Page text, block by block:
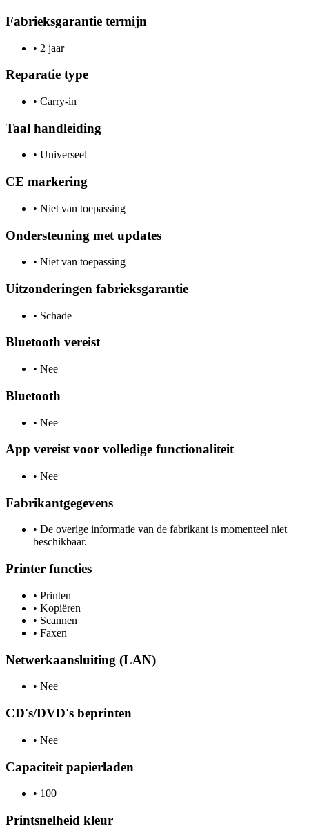
Fabrieksgarantie termijn
• 2 jaar
Reparatie type
• Carry-in
Taal handleiding
• Universeel
CE markering
• Niet van toepassing
Ondersteuning met updates
• Niet van toepassing
Uitzonderingen fabrieksgarantie
• Schade
Bluetooth vereist
• Nee
Bluetooth
• Nee
App vereist voor volledige functionaliteit
• Nee
Fabrikantgegevens
• De overige informatie van de fabrikant is momenteel niet
beschikbaar.
Printer functies
• Printen
• Kopiëren
• Scannen
• Faxen
Netwerkaansluiting (LAN)
• Nee
CD's/DVD's beprinten
• Nee
Capaciteit papierladen
• 100
Printsnelheid kleur